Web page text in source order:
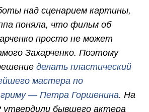
над сценарием картины,
поняла, что фильм об
просто не может
Захарченко. Поэтому
делать пластический
мастера по
гриму — Петра Горшенина. На
бывшего актера